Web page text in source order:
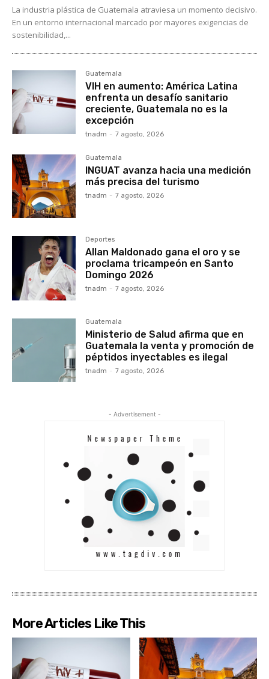
La industria plástica de Guatemala atraviesa un momento decisivo.
En un entorno internacional marcado por mayores exigencias de
sostenibilidad,...
Guatemala
VIH en aumento: América Latina
enfrenta un desafío sanitario
creciente, Guatemala no es la
excepción
tnadm - 7 agosto, 2026
Guatemala
INGUAT avanza hacia una medición
más precisa del turismo
tnadm - 7 agosto, 2026
Deportes
Allan Maldonado gana el oro y se
proclama tricampeón en Santo
Domingo 2026
tnadm - 7 agosto, 2026
Guatemala
Ministerio de Salud afirma que en
Guatemala la venta y promoción de
péptidos inyectables es ilegal
tnadm - 7 agosto, 2026
- Advertisement -
More Articles Like This